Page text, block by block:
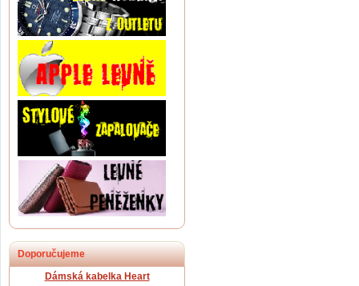
Doporučujeme
Dámská kabelka Heart